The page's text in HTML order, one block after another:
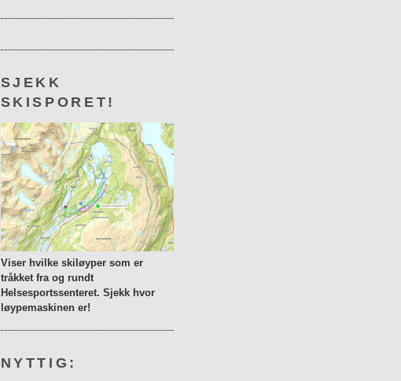
SJEKK
SKISPORET!
Viser hvilke skiløyper som er
tråkket fra og rundt
Helsesportssenteret. Sjekk hvor
løypemaskinen er!
NYTTIG: